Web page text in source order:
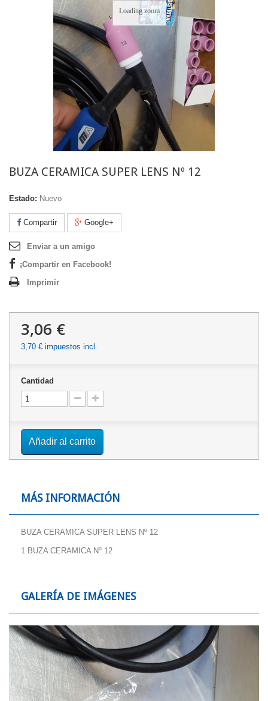
Loading zoom
BUZA CERAMICA SUPER LENS Nº 12
Estado: Nuevo
Compartir Google+
Enviar a un amigo
¡Compartir en Facebook!
Imprimir
3,06 €
3,70 € impuestos incl.
Cantidad
Añadir al carrito
MÁS INFORMACIÓN
BUZA CERAMICA SUPER LENS Nº 12
1 BUZA CERAMICA Nº 12
GALERÍA DE IMÁGENES